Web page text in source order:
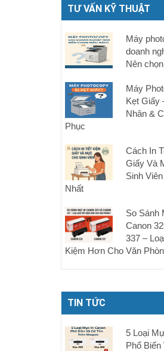
TƯ VẤN KỸ THUẬT
Máy
doanh
Nên
Máy
Kẹt Giấy
Nhân &
Phục
Cách In
Giấy Và
Sinh
Nhất
So Sánh
Canon
337 –
Kiệm Hơn Cho Văn
TIN TỨC
5 Loại
Phổ